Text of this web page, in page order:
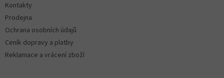
Kontakty
Prodejna
Ochrana osobních údajů
Ceník dopravy a platby
Reklamace a vrácení zboží